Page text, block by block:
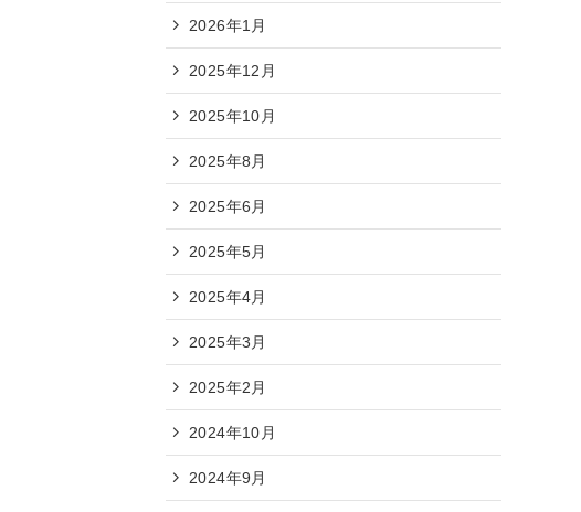
2026年1月
2025年12月
2025年10月
2025年8月
2025年6月
2025年5月
2025年4月
2025年3月
2025年2月
2024年10月
2024年9月